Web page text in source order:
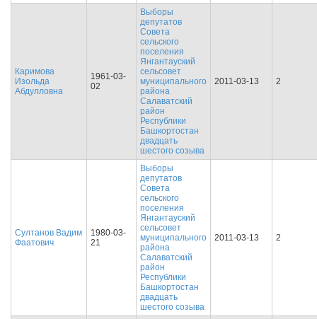
Каримова
Изольда
Абдулловна
1961-03-
02
Выборы
депутатов
Совета
сельского
поселения
Янгантауский
сельсовет
муниципального
района
Салаватский
район
Республики
Башкортостан
двадцать
шестого созыва
2011-03-13 2
Султанов Вадим
Фаатович
1980-03-
21
Выборы
депутатов
Совета
сельского
поселения
Янгантауский
сельсовет
муниципального
района
Салаватский
район
Республики
Башкортостан
двадцать
шестого созыва
2011-03-13 2